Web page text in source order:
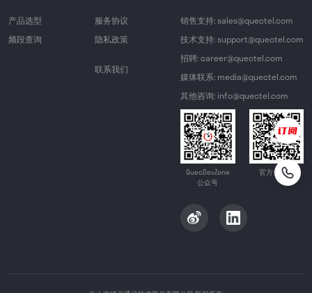
产品选型
频段查询
服务协议
隐私政策
联系我们
销售支持: sales@quectel.com
技术支持: support@quectel.com
招聘: career@quectel.com
媒体联系: media@quectel.com
其他咨询: info@quectel.com
QuecDevZone
公众号
官方公众号